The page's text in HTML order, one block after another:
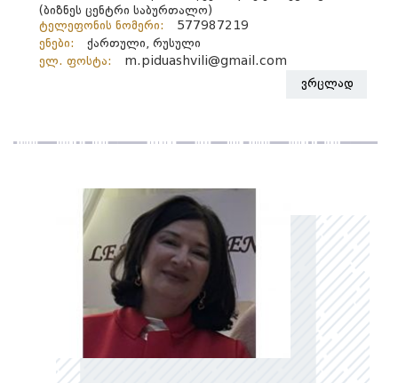
(ბიზნეს ცენტრი საბურთალო)
ტელეფონის ნომერი:
577987219
ენები:
ქართული, რუსული
ელ. ფოსტა:
m.piduashvili@gmail.com
ვრცლად